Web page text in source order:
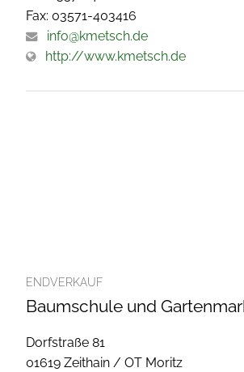
Fax: 03571-403416
info@kmetsch.de
http://www.kmetsch.de
ENDVERKAUF
Baumschule und
Dorfstraße 81
01619 Zeithain / OT Moritz